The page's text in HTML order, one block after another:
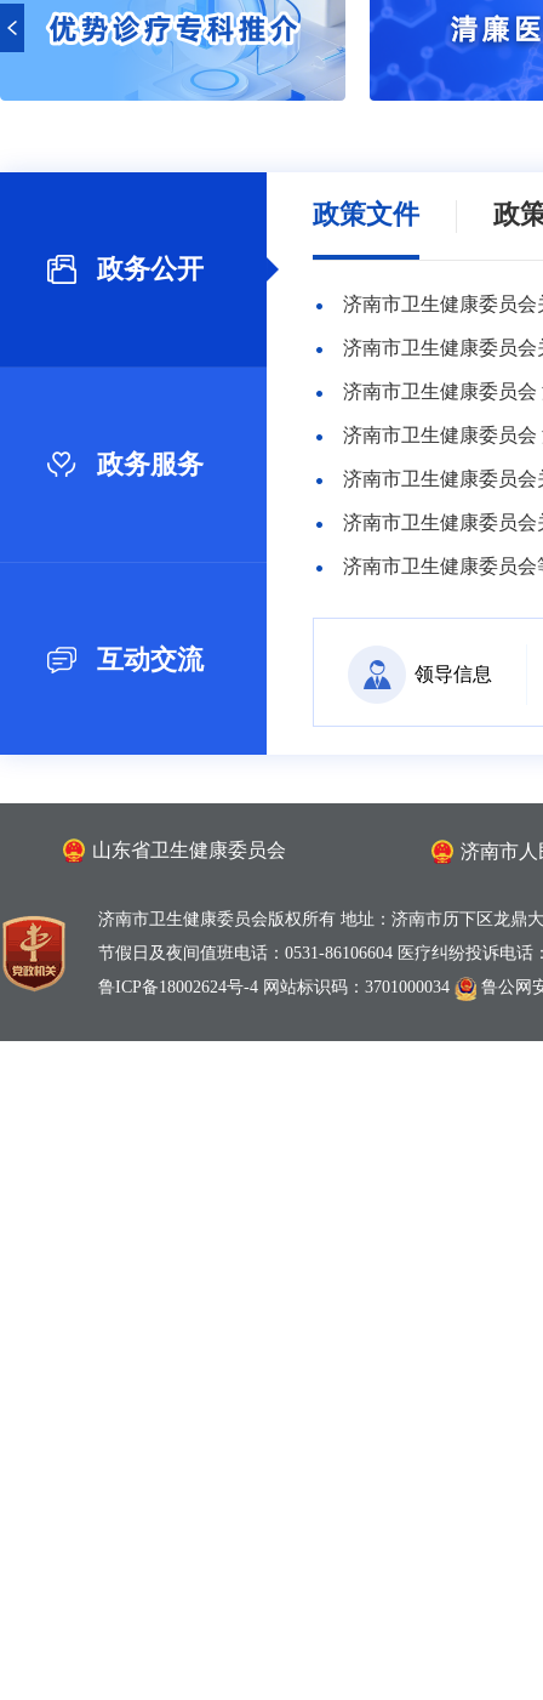
政务公开
政务服务
互动交流
政策文件 政
济南市卫生健康委员会
济南市卫生健康委员
济南市卫生健康委员
济南市卫生健康委员
领导信息
山东省卫生健康委员会 济南市人
济南市卫生健康委员会版权所有 地址：济南市历下区龙鼎
节假日及夜间值班电话：0531-86106604 医疗纠纷投诉电话
鲁ICP备18002624号-4 网站标识码：3701000034 鲁公网